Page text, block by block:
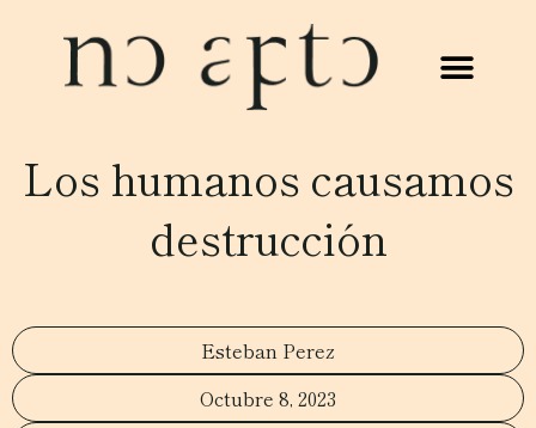
Los humanos causamos
destrucción
Esteban Perez
Octubre 8, 2023